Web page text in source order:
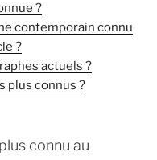
?
contemporain connu
?
actuels ?
plus connus ?
connu au